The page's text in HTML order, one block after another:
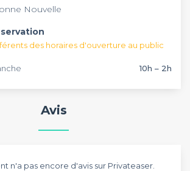
Nouvelle
des horaires d'ouverture au public
10h – 2h
Avis
n'a pas encore d'avis sur Privateaser.